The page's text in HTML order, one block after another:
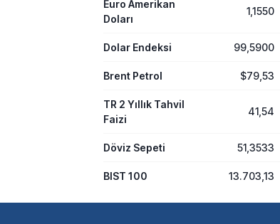
Euro Amerikan
Doları
1,1550
Dolar Endeksi 99,5900
Brent Petrol $79,53
TR 2 Yıllık Tahvil
Faizi
41,54
Döviz Sepeti 51,3533
BIST 100 13.703,13